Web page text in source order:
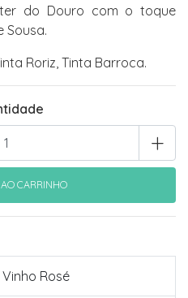
do Douro com o toque
Sousa.
Roriz, Tinta Barroca.
+
Vinho Rosé